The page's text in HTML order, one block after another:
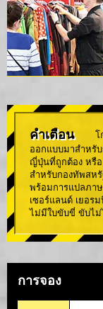
คำเตือน
โ
ออกแบบมาสำหรั
ญี่ปุ่นที่ถูกต้อง หรือ
สำหรับกองทัพสห
พร้อมการแปลภา
เซอร์แลนด์ เยอร
ไม่มีใบขับขี่ ขับไม่
การจอง